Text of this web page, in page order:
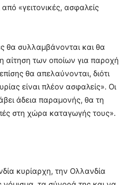
«γειτονικές, ασφαλείς
θα συλλαμβάνονται και θα
αίτηση των οποίων για παροχή
θα απελαύνονται, διότι
είναι πλέον ασφαλείς». Οι
άδεια παραμονής, θα τη
στη χώρα καταγωγής τους».
κυρίαρχη, την Ολλανδία